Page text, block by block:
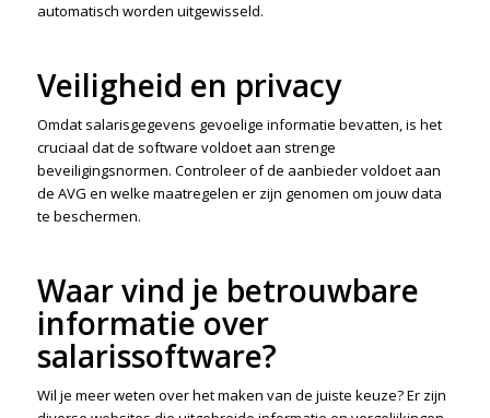
automatisch worden uitgewisseld.
Veiligheid en privacy
Omdat salarisgegevens gevoelige informatie bevatten, is het
cruciaal dat de software voldoet aan strenge
beveiligingsnormen. Controleer of de aanbieder voldoet aan
de AVG en welke maatregelen er zijn genomen om jouw data
te beschermen.
Waar vind je betrouwbare
informatie over
salarissoftware?
Wil je meer weten over het maken van de juiste keuze? Er zijn